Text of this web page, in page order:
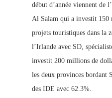
début d’année viennent de
Al Salam qui a investit 150
projets touristiques dans la
l’Irlande avec SD,
investit 200 millions de
les deux provinces bordant
des IDE avec 62.3%.